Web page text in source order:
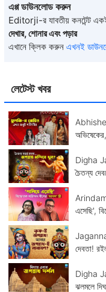
লেটেস্ট খবর
Digha
চৈতন্য
Arindam
এসেছি',
দেবতা!
Digha
ঝলমলে
এপ্প ডাউনলোড করুন
Editorji-র যাবতীয় কনটেন্ট
দেখার, শোনার এবং পড়ার
এখানে ক্লিক করুন এখনই